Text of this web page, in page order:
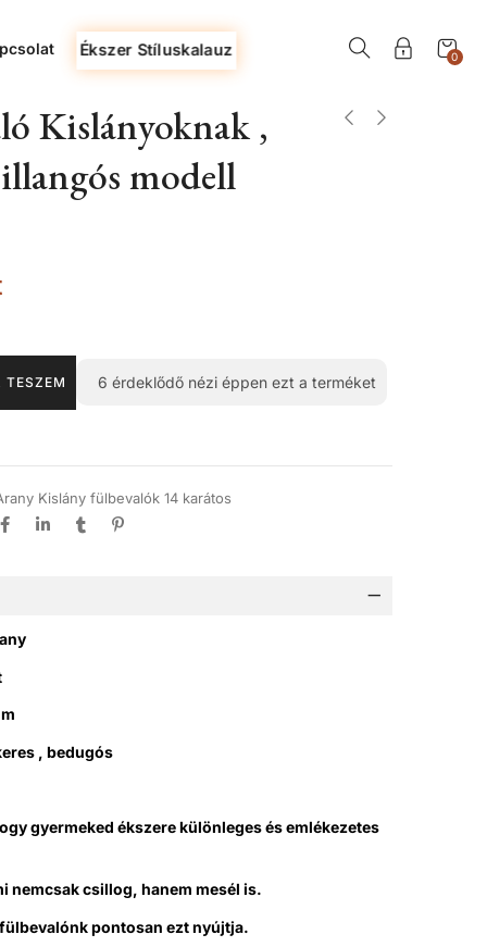
Ékszer Stíluskalauz 0
Kislányoknak ,
modell
TESZEM 6 érdeklődő nézi éppen ezt a terméket
Kislány fülbevalók 14 karátos
, bedugós
gyermeked ékszere különleges és emlékezetes
nemcsak csillog, hanem mesél is.
pontosan ezt nyújtja.